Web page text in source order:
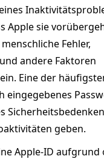
Apple sie
Fehler,
andere Faktoren
Eine der
eingegebenes
geben.
Apple‑ID